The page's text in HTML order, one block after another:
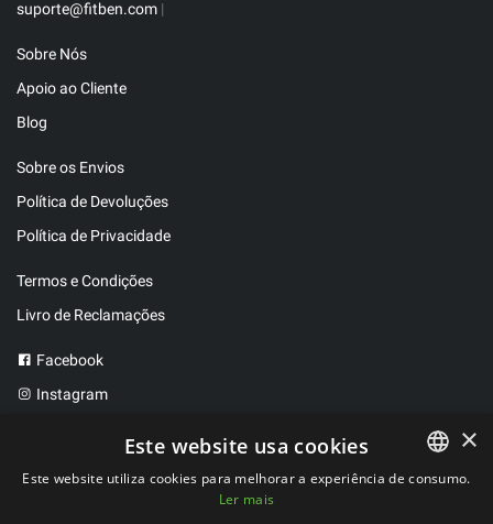
suporte@fitben.com |
Sobre Nós
Apoio ao Cliente
Blog
Sobre os Envios
Política de Devoluções
Política de Privacidade
Termos e Condições
Livro de Reclamações
Facebook
Instagram
. Todos os direitos reservados.
×
Este website usa cookies
Este website utiliza cookies para melhorar a experiência de consumo.
Ler mais